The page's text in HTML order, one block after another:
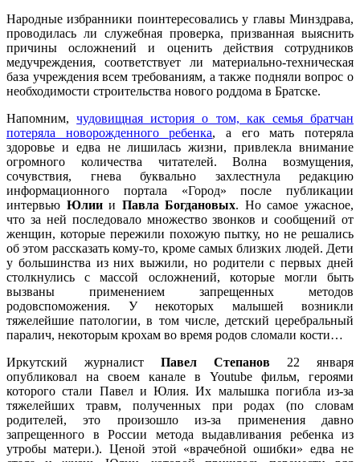
Народные избранники поинтересовались у главы Минздрава,
проводилась ли служебная проверка, призванная выяснить
причины осложнений и оценить действия сотрудников
медучреждения, соответствует ли материально-техническая
база учреждения всем требованиям, а также подняли вопрос о
необходимости строительства нового роддома в Братске.
Напомним,чудовищная история о том, как семья братчан
потеряла новорожденного ребенка, а его мать потеряла
здоровье и едва не лишилась жизни, привлекла внимание
огромного количества читателей. Волна возмущения,
сочувствия, гнева буквально захлестнула редакцию
информационного портала «Город» после публикации
интервью Юлиии Павла Богдановых. Но самое ужасное,
что за ней последовало множество звонков и сообщений от
женщин, которые пережили похожую пытку, но не решались
об этом рассказать кому-то, кроме самых близких людей. Дети
у большинства из них выжили, но родители с первых дней
столкнулись с массой осложнений, которые могли быть
вызваны применением запрещенных методов
родовспоможения. У некоторых малышей возникли
тяжелейшие патологии, в том числе, детский церебральный
паралич, некоторым крохам во время родов сломали кости…
Иркутский журналист Павел Степанов 22 января
опубликовал на своем канале в Youtube фильм, героями
которого стали Павел и Юлия. Их малышка погибла из-за
тяжелейших травм, полученных при родах (по словам
родителей, это произошло из-за применения давно
запрещенного в России метода выдавливания ребенка из
утробы матери.). Ценой этой «врачебной ошибки» едва не